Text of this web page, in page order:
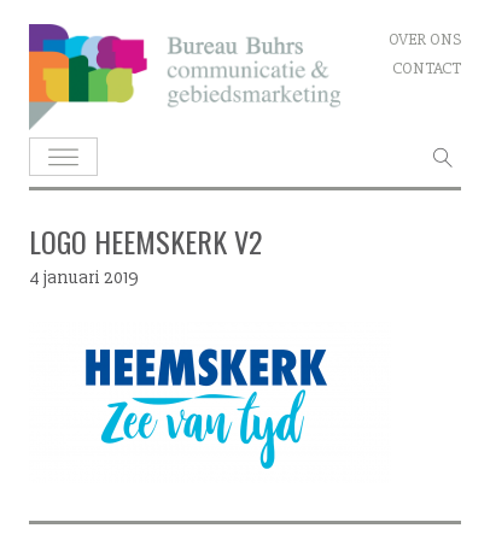
Skip
to
content
OVER ONS
CONTACT
LOGO HEEMSKERK V2
4 januari 2019